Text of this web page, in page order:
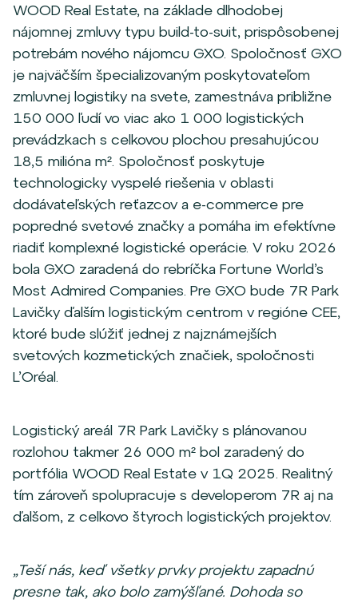
WOOD Real Estate, na základe dlhodobej
nájomnej zmluvy typu build-to-suit, prispôsobenej
potrebám nového nájomcu GXO. Spoločnosť GXO
je najväčším špecializovaným poskytovateľom
zmluvnej logistiky na svete, zamestnáva približne
150 000 ľudí vo viac ako 1 000 logistických
prevádzkach s celkovou plochou presahujúcou
18,5 milióna m². Spoločnosť poskytuje
technologicky vyspelé riešenia v oblasti
dodávateľských reťazcov a e-commerce pre
popredné svetové značky a pomáha im efektívne
riadiť komplexné logistické operácie. V roku 2026
bola GXO zaradená do rebríčka Fortune World’s
Most Admired Companies. Pre GXO bude 7R Park
Lavičky ďalším logistickým centrom v regióne CEE,
ktoré bude slúžiť jednej z najznámejších
svetových kozmetických značiek, spoločnosti
L’Oréal.
Logistický areál 7R Park Lavičky s plánovanou
rozlohou takmer 26 000 m² bol zaradený do
portfólia WOOD Real Estate v 1Q 2025. Realitný
tím zároveň spolupracuje s developerom 7R aj na
ďalšom, z celkovo štyroch logistických projektov.
„Teší nás, keď všetky prvky projektu zapadnú
presne tak, ako bolo zamýšľané. Dohoda so